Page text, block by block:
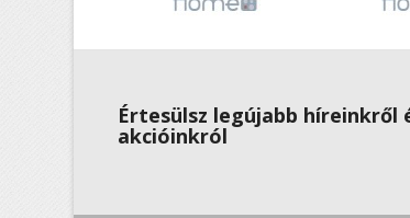
Értesülsz legújabb híreinkről
akcióinkról